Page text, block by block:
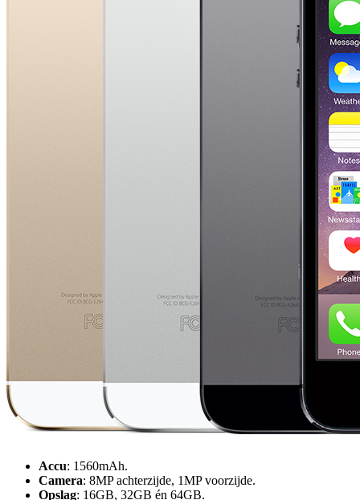
Accu: 1560mAh.
Camera: 8MP achterzijde, 1MP voorzijde.
Opslag: 16GB, 32GB én 64GB.